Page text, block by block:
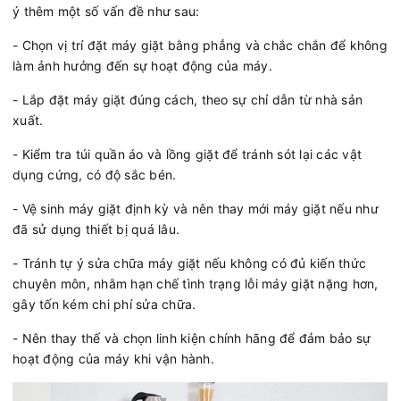
ý thêm một số vấn đề như sau:
- Chọn vị trí đặt máy giặt bằng phẳng và chắc chắn để không
làm ảnh hưởng đến sự hoạt động của máy.
- Lắp đặt máy giặt đúng cách, theo sự chỉ dẫn từ nhà sản
xuất.
- Kiểm tra túi quần áo và lồng giặt để tránh sót lại các vật
dụng cứng, có độ sắc bén.
- Vệ sinh máy giặt định kỳ và nên thay mới máy giặt nếu như
đã sử dụng thiết bị quá lâu.
- Tránh tự ý sửa chữa máy giặt nếu không có đủ kiến thức
chuyên môn, nhằm hạn chế tình trạng lỗi máy giặt nặng hơn,
gây tốn kém chi phí sửa chữa.
- Nên thay thế và chọn linh kiện chính hãng để đảm bảo sự
hoạt động của máy khi vận hành.